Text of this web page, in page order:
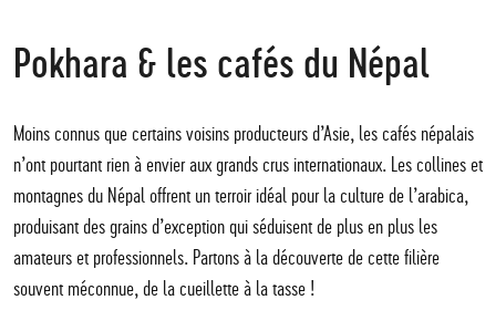
Pokhara & les cafés du Népal
Moins connus que certains voisins producteurs d’Asie, les cafés népalais
n’ont pourtant rien à envier aux grands crus internationaux. Les collines et
montagnes du Népal offrent un terroir idéal pour la culture de l’arabica,
produisant des grains d’exception qui séduisent de plus en plus les
amateurs et professionnels. Partons à la découverte de cette filière
souvent méconnue, de la cueillette à la tasse !